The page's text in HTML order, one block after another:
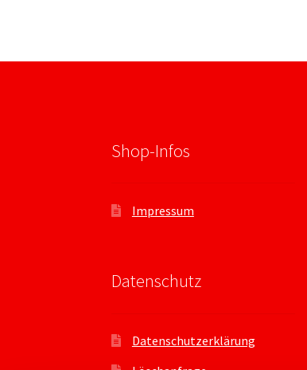
Shop-Infos
Impressum
Datenschutz
Datenschutzerklärung